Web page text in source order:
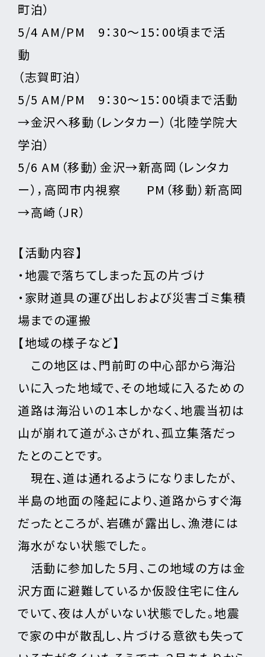
町泊）
5/4 AM/PM 9：30～15：00頃まで活
動
（志賀町泊）
5/5 AM/PM 9：30～15：00頃まで活動
→金沢へ移動（レンタカー）（北陸学院大
学泊）
5/6 AM（移動）金沢→新高岡（レンタカ
ー），高岡市内視察 PM（移動）新高岡
→高崎（JR）
【活動内容】
・地震で落ちてしまった瓦の片づけ
・家財道具の運び出しおよび災害ゴミ集積
場までの運搬
【地域の様子など】
この地区は、門前町の中心部から海沿
いに入った地域で、その地域に入るための
道路は海沿いの１本しかなく、地震当初は
山が崩れて道がふさがれ、孤立集落だっ
たとのことです。
現在、道は通れるようになりましたが、
半島の地面の隆起により、道路からすぐ海
だったところが、岩礁が露出し、漁港には
海水がない状態でした。
活動に参加した５月、この地域の方は金
沢方面に避難しているか仮設住宅に住ん
でいて、夜は人がいない状態でした。地震
で家の中が散乱し、片づける意欲も失って